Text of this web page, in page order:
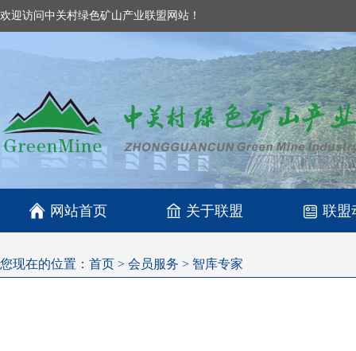
欢迎访问中关村绿色矿山产业联盟网站！
 网站首页 关于联盟 联盟
您现在的位置： 首页 > 会员服务 > 智库专家